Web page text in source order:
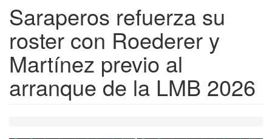
Saraperos refuerza su
roster con Roederer y
Martínez previo al
arranque de la LMB 2026